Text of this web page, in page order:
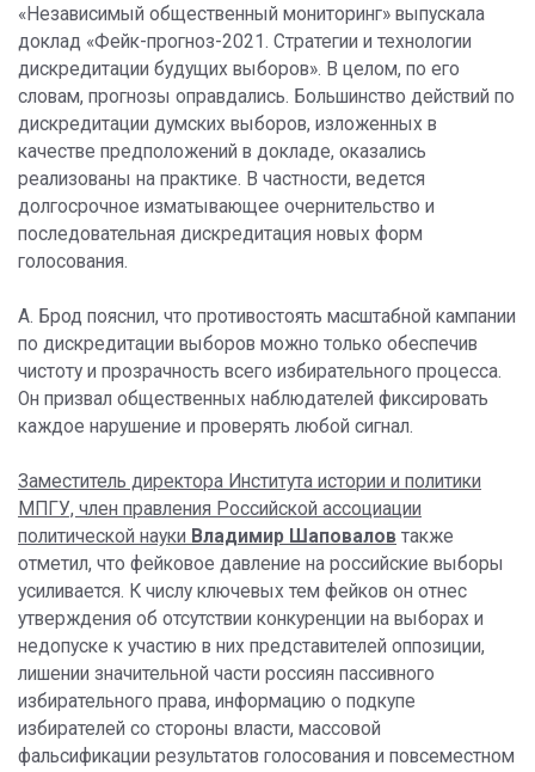
«Независимый общественный мониторинг» выпускала
доклад «Фейк-прогноз-2021. Стратегии и технологии
дискредитации будущих выборов». В целом, по его
словам, прогнозы оправдались. Большинство действий по
дискредитации думских выборов, изложенных в
качестве предположений в докладе, оказались
реализованы на практике. В частности, ведется
долгосрочное изматывающее очернительство и
последовательная дискредитация новых форм
голосования.
А. Брод пояснил, что противостоять масштабной кампании
по дискредитации выборов можно только обеспечив
чистоту и прозрачность всего избирательного процесса.
Он призвал общественных наблюдателей фиксировать
каждое нарушение и проверять любой сигнал.
Заместитель директора Института истории и политики
МПГУ, член правления Российской ассоциации
политической науки Владимир Шаповалов также
отметил, что фейковое давление на российские выборы
усиливается. К числу ключевых тем фейков он отнес
утверждения об отсутствии конкуренции на выборах и
недопуске к участию в них представителей оппозиции,
лишении значительной части россиян пассивного
избирательного права, информацию о подкупе
избирателей со стороны власти, массовой
фальсификации результатов голосования и повсеместном